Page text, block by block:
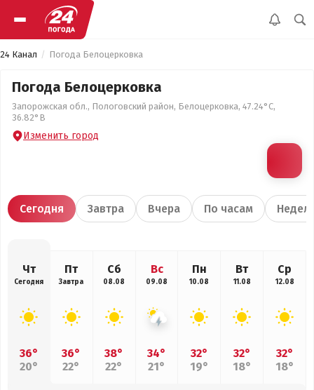
24 Канал Погода Белоцерковка
Погода Белоцерковка
Запорожская обл., Пологовский район, Белоцерковка, 47.24°С,
36.82°В
Изменить город
Сегодня Завтра Вчера По часам
Чт
Сегодня
36°
20°
Пт
Завтра
36°
22°
Сб
08.08
38°
22°
Вс
09.08
34°
21°
Пн
10.08
32°
19°
Вт
11.08
32°
18°
Ср
12.08
32°
18°